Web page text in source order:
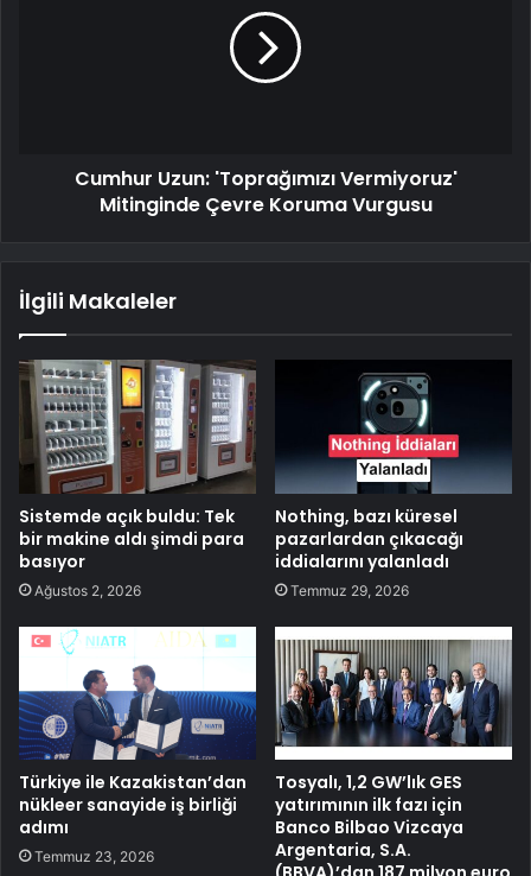
Cumhur Uzun: 'Toprağımızı Vermiyoruz'
Mitinginde Çevre Koruma Vurgusu
İlgili Makaleler
Sistemde açık buldu: Tek
bir makine aldı şimdi para
basıyor
Ağustos 2, 2026
Nothing, bazı küresel
pazarlardan çıkacağı
iddialarını yalanladı
Temmuz 29, 2026
Türkiye ile Kazakistan’dan
nükleer sanayide iş birliği
adımı
Temmuz 23, 2026
Tosyalı, 1,2 GW’lık GES
yatırımının ilk fazı için
Banco Bilbao Vizcaya
Argentaria, S.A.